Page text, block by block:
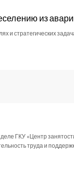
из
стратегических
ГКУ «Центр
труда и